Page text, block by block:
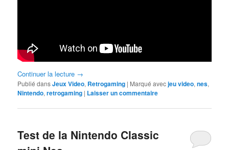
Continuer la lecture →
Publié dansJeux Video, Retrogaming | Marqué avecjeu video,nes,
Nintendo,retrogaming | Laisser un commentaire
Test de la Nintendo Classic